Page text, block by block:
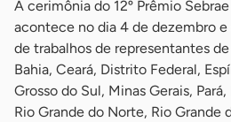
A cerimônia do 12º Prêmio
acontece no dia 4 de dezembro
de trabalhos de representantes
Bahia, Ceará, Distrito Federal,
Grosso do Sul, Minas Gerais,
Rio Grande do Norte, Rio Grande